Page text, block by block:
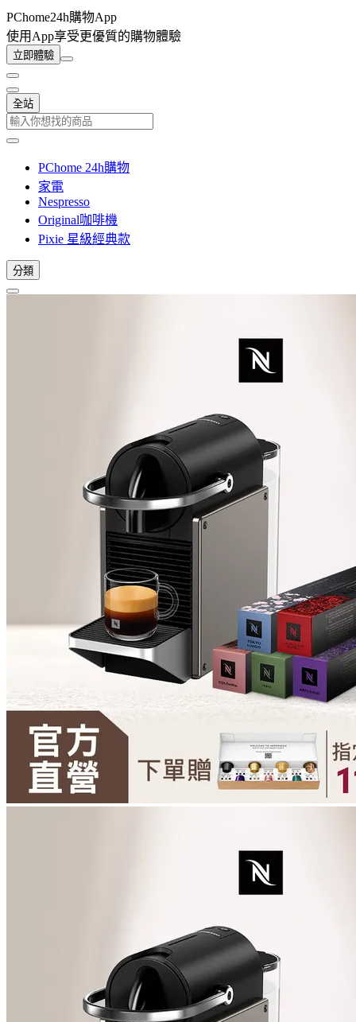
PChome24h購物App
使用App享受更優質的購物體驗
立即體驗
全站
PChome 24h購物
家電
Nespresso
Original咖啡機
Pixie 星級經典款
分類